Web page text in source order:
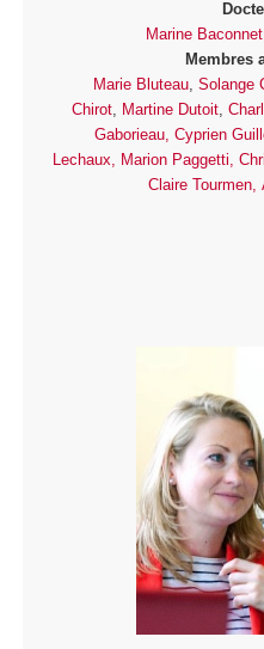
Marine Baconnet
Membres
Marie Bluteau, Solange
Chirot, Martine Dutoit,
Gaborieau, Cyprien
Lechaux, Marion Paggetti,
Claire Tourmen,